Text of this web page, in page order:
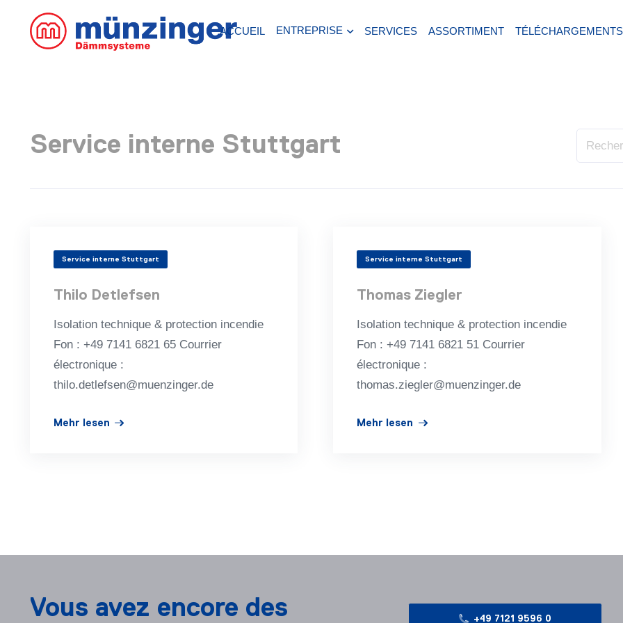
ACCUEIL ENTREPRISE SERVICES ASSORTIMENT TÉLÉCHARGEMENTS
Service interne Stuttgart
Service interne Stuttgart
Thilo Detlefsen
Iso­la­tion tech­ni­que & pro­tec­tion incen­die
Fon : +49 7141 6821 65 Courrier
électronique :
thilo.detlefsen@muenzinger.de
Mehr lesen
Service interne Stuttgart
Thomas Ziegler
Iso­la­tion tech­ni­que & pro­tec­tion incen­die
Fon : +49 7141 6821 51 Courrier
électronique :
thomas.ziegler@muenzinger.de
Mehr lesen
Vous avez encore des +49 7121 9596 0